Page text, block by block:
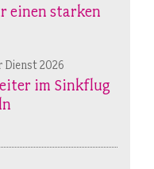
einen starken
Dienst 2026
im Sinkflug